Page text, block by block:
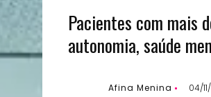
Pacientes com mais
autonomia, saúde
Afina Menina 04/